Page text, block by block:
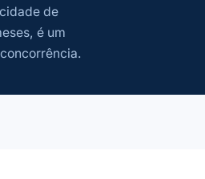
de
é um